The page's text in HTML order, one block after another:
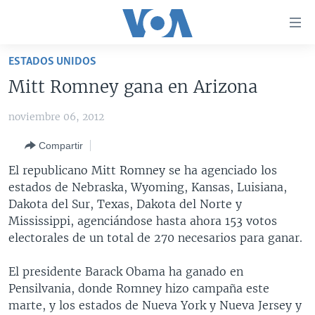
accesibilidad
al
contenido
Salte
navegador
principal
Salte
búsqueda
HAITÍ
ELECCIONES EEUU 2024
ELECCIONES EEUU
VOTO DIVIDIDO
VOA VERIFICA UCRANIA/RUSIA
VOA VERIFICA INMIGRACIÓN
VOA VERIFICA AMÉRICA LATINA
AMÉRICA LATINA
ARGENTINA
BOLIVIA
COLOMBIA
PERÚ
ECUADOR
CHINA EN AMÉRICA LATINA
CENTROAMÉRICA
COSTA RICA
GUATEMALA
HONDURAS
OTRAS SECCIONES
LIBERTAD DE PRENSA
MUNDO
LIBERTAD DE PRENSA
UCRANIA
ESTADOS UNIDOS
Mitt Romney gana en Arizona
noviembre 06, 2012
Compartir
El republicano Mitt Romney se ha agenciado los
estados de Nebraska, Wyoming, Kansas, Luisiana,
Dakota del Sur, Texas, Dakota del Norte y
Mississippi, agenciándose hasta ahora 153 votos
electorales de un total de 270 necesarios para ganar.
El presidente Barack Obama ha ganado en
Pensilvania, donde Romney hizo campaña este
marte, y los estados de Nueva York y Nueva Jersey y